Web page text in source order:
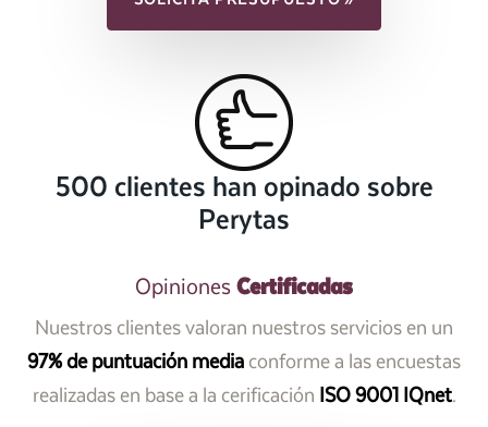
500 clientes han opinado sobre
Perytas
Opiniones Certificadas
Nuestros clientes valoran nuestros servicios en un
97% de puntuación mediaconforme a las encuestas
realizadas en base a la cerificación ISO 9001 IQnet.